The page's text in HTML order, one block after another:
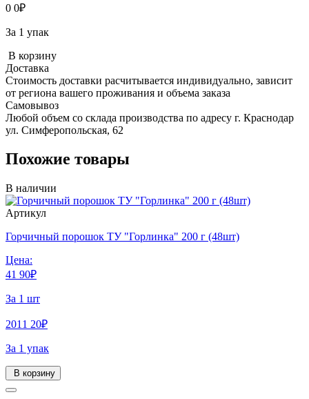
0 0₽
За 1 упак
В корзину
Доставка
Стоимость доставки расчитывается индивидуально, зависит
от региона вашего проживания и объема заказа
Самовывоз
Любой объем со склада производства по адресу г. Краснодар
ул. Симферопольская, 62
Похожие товары
В наличии
Артикул
Горчичный порошок ТУ "Горлинка" 200 г (48шт)
Цена:
41 90₽
За 1 шт
2011 20₽
За 1 упак
В корзину